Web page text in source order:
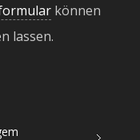
können
lassen.